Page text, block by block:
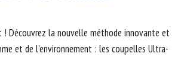
Découvrez la nouvelle méthode innovante et
et de l’environnement : les coupelles Ultra-